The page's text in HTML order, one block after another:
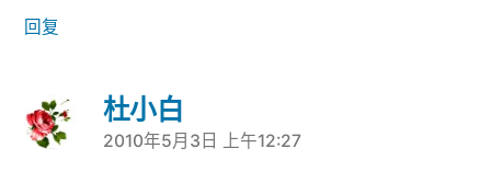
回复
杜小白
说：
2010年5月3日 上午12:27